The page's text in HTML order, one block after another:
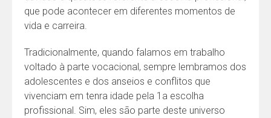
que pode acontecer em diferentes momentos de
vida e carreira.
Tradicionalmente, quando falamos em trabalho
voltado à parte vocacional, sempre lembramos dos
adolescentes e dos anseios e conflitos que
vivenciam em tenra idade pela 1a escolha
profissional. Sim, eles são parte deste universo